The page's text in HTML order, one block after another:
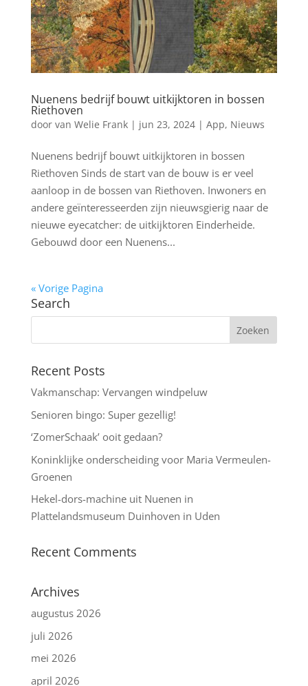
Nuenens bedrijf bouwt uitkijktoren in bossen
Riethoven
door van Welie Frank| jun 23, 2024| App, Nieuws
Nuenens bedrijf bouwt uitkijktoren in bossen
Riethoven Sinds de start van de bouw is er veel
aanloop in de bossen van Riethoven. Inwoners en
andere geïnteresseerden zijn nieuwsgierig naar de
nieuwe eyecatcher: de uitkijktoren Einderheide.
Gebouwd door een Nuenens...
« Vorige Pagina
Search
Recent Posts
Vakmanschap: Vervangen windpeluw
Senioren bingo: Super gezellig!
‘ZomerSchaak’ ooit gedaan?
Koninklijke onderscheiding voor Maria Vermeulen-
Groenen
Hekel-dors-machine uit Nuenen in
Plattelandsmuseum Duinhoven in Uden
Recent Comments
Archives
augustus 2026
juli 2026
mei 2026
april 2026